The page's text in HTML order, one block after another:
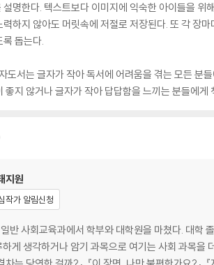
설명한다. 텍스트보다 이미지에 익숙한 아이들을
하지 않아도 머릿속에 저절로 저장된다. 또 각 장
돕는다.
도서는 글자가 작아 독서에 어려움을 겪는 모든 분
좋지 않거나 글자가 작아 답답함을 느끼는 분들에
지원
작가 알림신청
반 사회교육과에서 학부와 대학원을 마쳤다. 대학
게 생각하거나 암기 과목으로 여기는 사회 과목을